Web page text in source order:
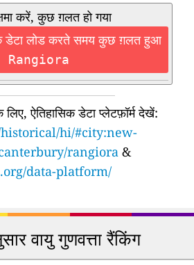
करें, कुछ ग़लत हो गया
डेटा लोड करते समय कुछ ग़लत हुआ
Rangiora
ऐतिहासिक डेटा प्लेटफ़ॉर्म देखें:
hi/#city:new-
rangiora&
data-platform/
वायु गुणवत्ता रैंकिंग